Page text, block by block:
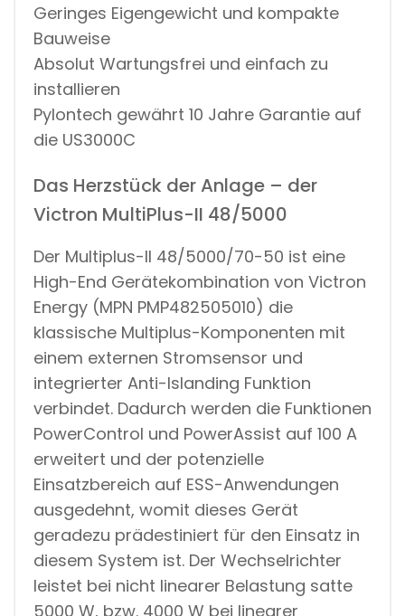
Geringes Eigengewicht und kompakte
Bauweise
Absolut Wartungsfrei und einfach zu
installieren
Pylontech gewährt 10 Jahre Garantie auf
die US3000C
Das Herzstück der Anlage – der
Victron MultiPlus-II 48/5000
Der Multiplus-II 48/5000/70-50 ist eine
High-End Gerätekombination von Victron
Energy (MPN PMP482505010) die
klassische Multiplus-Komponenten mit
einem externen Stromsensor und
integrierter Anti-Islanding Funktion
verbindet. Dadurch werden die Funktionen
PowerControl und PowerAssist auf 100 A
erweitert und der potenzielle
Einsatzbereich auf ESS-Anwendungen
ausgedehnt, womit dieses Gerät
geradezu prädestiniert für den Einsatz in
diesem System ist. Der Wechselrichter
leistet bei nicht linearer Belastung satte
5000 W, bzw. 4000 W bei linearer